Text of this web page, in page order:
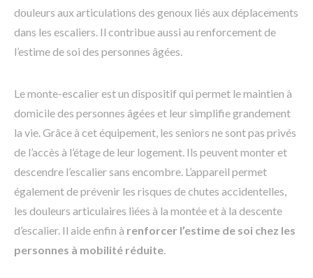
douleurs aux articulations des genoux liés aux déplacements
dans les escaliers. Il contribue aussi au renforcement de
l’estime de soi des personnes âgées.
Le monte-escalier est un dispositif qui permet le maintien à
domicile des personnes âgées et leur simplifie grandement
la vie. Grâce à cet équipement, les seniors ne sont pas privés
de l’accès à l’étage de leur logement. Ils peuvent monter et
descendre l’escalier sans encombre. L’appareil permet
également de prévenir les risques de chutes accidentelles,
les douleurs articulaires liées à la montée et à la descente
d’escalier. Il aide enfin à renforcer l’estime de soi chez les
personnes à mobilité réduite